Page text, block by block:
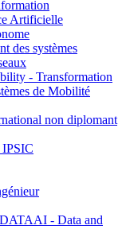
Artificielle
des systèmes
- Transformation
de Mobilité
non diplomant
- Data and